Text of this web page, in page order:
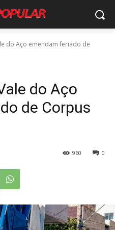
do Aço emendam feriado de
do Aço
de Corpus
0
960